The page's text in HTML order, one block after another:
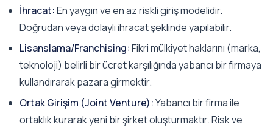
İhracat:En yaygın ve en az riskli giriş modelidir.
Doğrudan veya dolaylı ihracat şeklinde yapılabilir.
Lisanslama/Franchising:Fikri mülkiyet haklarını (marka,
teknoloji) belirli bir ücret karşılığında yabancı bir firmaya
kullandırarak pazara girmektir.
Ortak Girişim (Joint Venture):Yabancı bir firma ile
ortaklık kurarak yeni bir şirket oluşturmaktır. Risk ve